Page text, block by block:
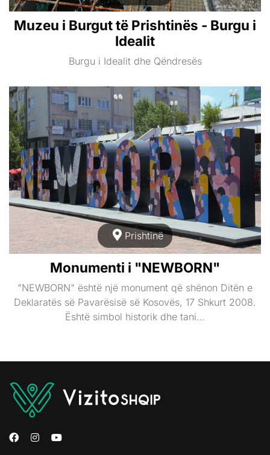
Muzeu i Burgut të Prishtinës - Burgu i
Idealit
Burgu i Idealit dhe Qëndresës
Prishtinë
Monumenti i "NEWBORN"
"NEWBORN" është një monument që shënon Ditën e
Deklaratës së Pavarësisë së Kosovës, 17 Shkurt 2008.
Është simbol historik dhe tani…